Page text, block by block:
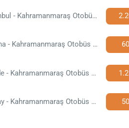
İstanbul - Kahramanmaraş Otobüs Bileti
Adana - Kahramanmaraş Otobüs Bileti
Niğde - Kahramanmaraş Otobüs Bileti
Hatay - Kahramanmaraş Otobüs Bileti